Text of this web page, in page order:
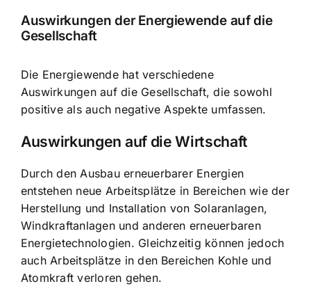
Auswirkungen der Energiewende auf die
Gesellschaft
Die Energiewende hat verschiedene
Auswirkungen auf die Gesellschaft, die sowohl
positive als auch negative Aspekte umfassen.
Auswirkungen auf die Wirtschaft
Durch den Ausbau erneuerbarer Energien
entstehen neue Arbeitsplätze in Bereichen wie der
Herstellung und Installation von Solaranlagen,
Windkraftanlagen und anderen erneuerbaren
Energietechnologien. Gleichzeitig können jedoch
auch Arbeitsplätze in den Bereichen Kohle und
Atomkraft verloren gehen.